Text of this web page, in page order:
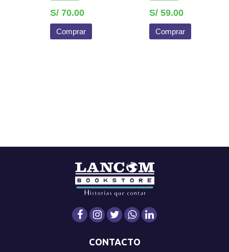
S/ 70.00
Comprar
S/ 59.00
Comprar
CONTACTO